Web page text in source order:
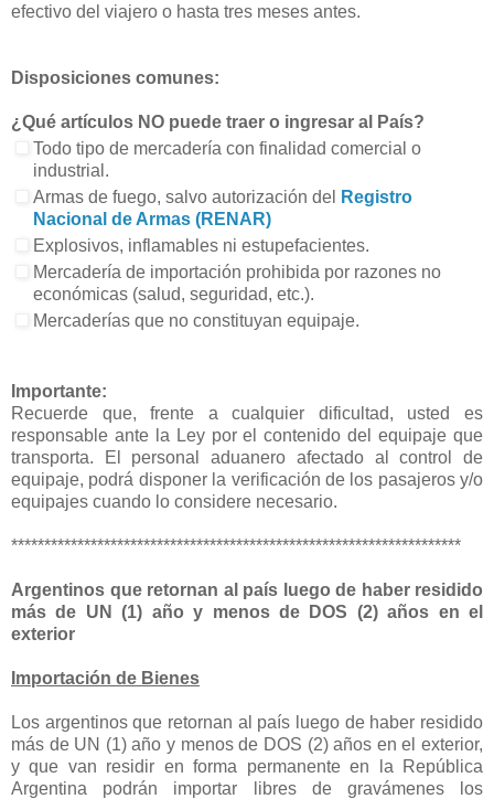
efectivo del viajero o hasta tres meses antes.
Disposiciones comunes:
¿Qué artículos NO puede traer o ingresar al País?
Todo tipo de mercadería con finalidad comercial o
industrial.
Armas de fuego, salvo autorización del
Registro
Nacional de Armas (RENAR)
Explosivos, inflamables ni estupefacientes.
Mercadería de importación prohibida por razones no
económicas (salud, seguridad, etc.).
Mercaderías que no constituyan equipaje.
Importante:
Recuerde que, frente a cualquier dificultad, usted es
responsable ante la Ley por el contenido del equipaje que
transporta. El personal aduanero afectado al control de
equipaje, podrá disponer la verificación de los pasajeros y/o
equipajes cuando lo considere necesario.
********************************************************************
Argentinos que retornan al país luego de haber residido
más de UN (1) año y menos de DOS (2) años en el
exterior
Importación de Bienes
Los argentinos que retornan al país luego de haber residido
más de UN (1) año y menos de DOS (2) años en el exterior,
y que van residir en forma permanente en la República
Argentina podrán importar libres de gravámenes los